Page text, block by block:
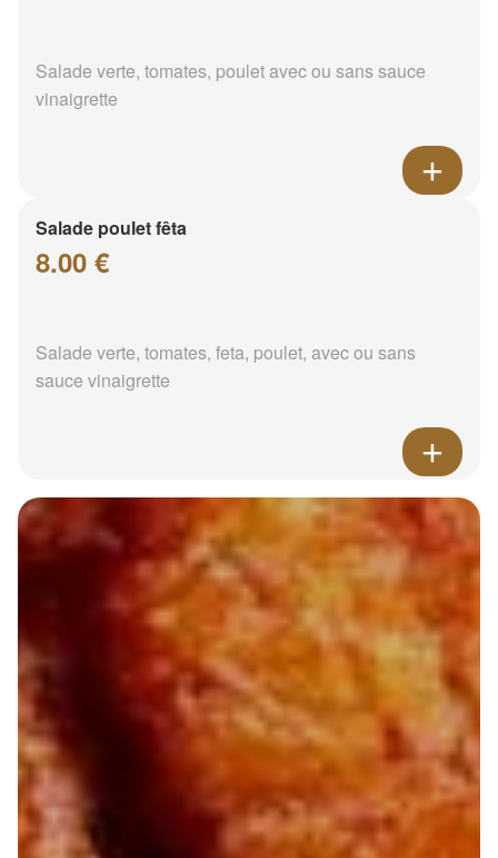
Salade verte, tomates, poulet avec ou sans sauce
vinaigrette
Salade poulet fêta
8.00 €
Salade verte, tomates, feta, poulet, avec ou sans
sauce vinaigrette